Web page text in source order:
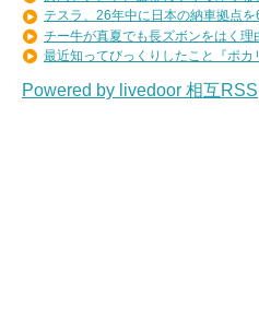
テスラ、26年中に日本の納車拠点
チー牛が真夏でも長ズボンをはく理
最近知ってびっくりしたこと『ポカ
Powered by livedoor 相互RSS